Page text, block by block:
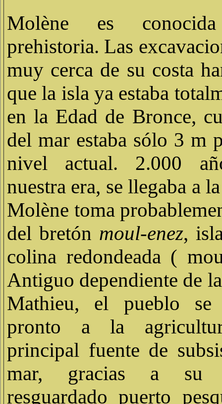
Molène es
prehistoria. Las
muy cerca de su costa
que la isla ya estaba
en la Edad de Bronce,
del mar estaba sólo 3 m
nivel actual. 2.000
nuestra era, se llegaba a
Molène toma
del bretón moul-enez,
colina redondeada (
Antiguo dependiente de
Mathieu, el pueblo
pronto a la
principal fuente de
mar, gracias a su
resguardado puerto